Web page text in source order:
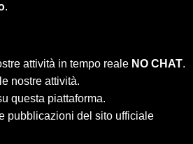
.
attività in tempo reale NO CHAT.
nostre attività.
questa piattaforma.
pubblicazioni del sito ufficiale